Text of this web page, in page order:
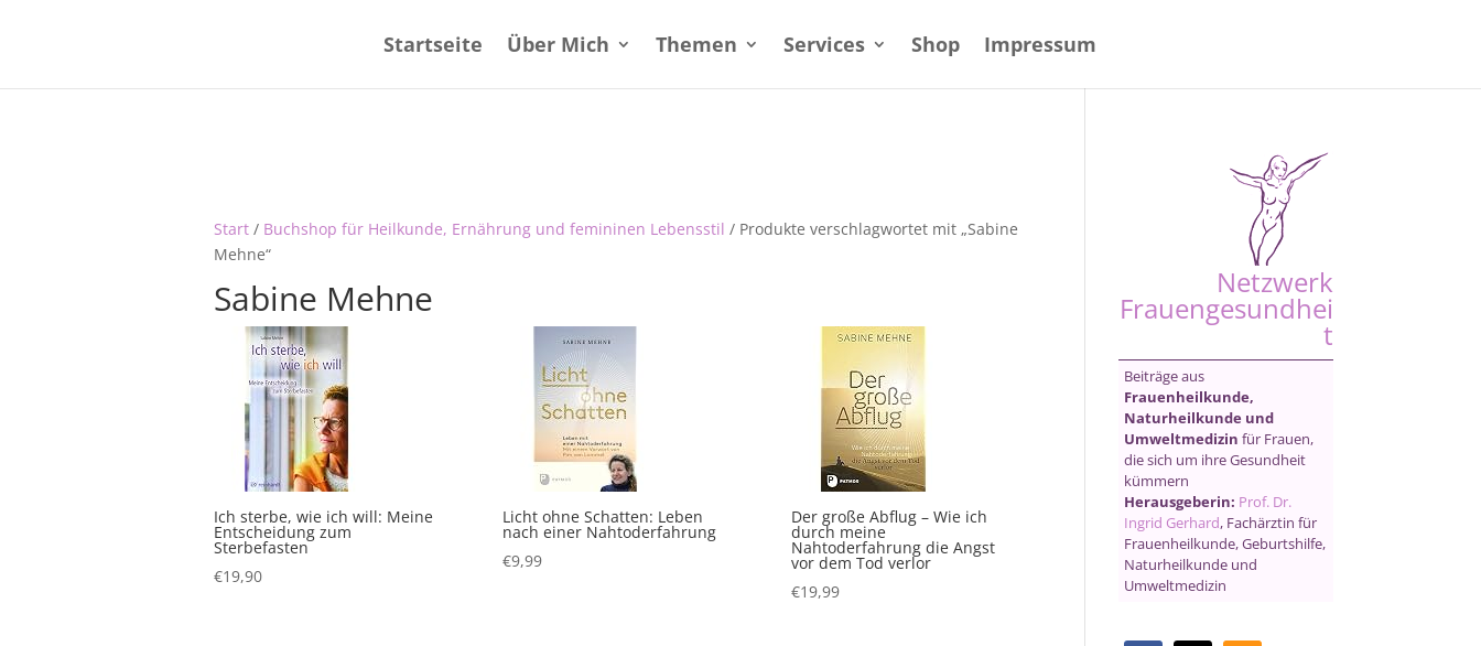
Startseite Über Mich Themen Services Shop Impressum
Start/ Buchshop für Heilkunde, Ernährung und femininen Lebensstil / Produkte verschlagwortet mit „Sabine
Mehne“
Sabine Mehne
Ich sterbe, wie ich will: Meine
Entscheidung zum
Sterbefasten
€19,90
Licht ohne Schatten: Leben
nach einer Nahtoderfahrung
€9,99
Der große Abflug – Wie ich
durch meine
Nahtoderfahrung die Angst
vor dem Tod verlor
€19,99
Netzwerk
Frauengesundhei
t
Beiträge aus
Frauenheilkunde,
Naturheilkunde und
Umweltmedizin für Frauen,
die sich um ihre Gesundheit
kümmern
Herausgeberin: Prof. Dr.
Ingrid Gerhard, Fachärztin für
Frauenheilkunde, Geburtshilfe,
Naturheilkunde und
Umweltmedizin